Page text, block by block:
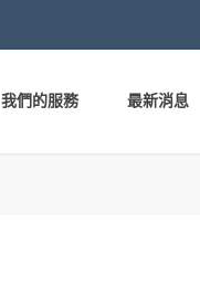
我們的服務 最新消息